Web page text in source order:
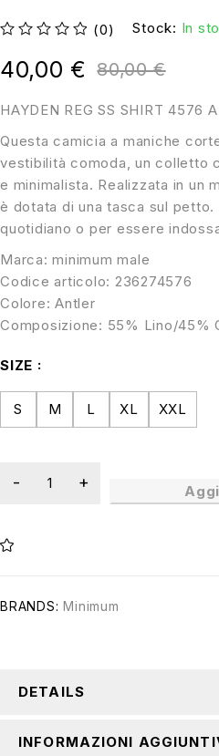
(0) Stock: In
HAYDEN REG SS SHIRT 4576
Questa camicia a maniche
vestibilità comoda, un colletto
e minimalista. Realizzata in un
è dotata di una tasca sul petto.
quotidiano o per essere
Marca: minimum male
Codice articolo: 236274576
Colore: Antler
Composizione: 55% Lino/45%
80,00€
40,00 €
SIZE
S M L XL XXL
BRANDS: Minimum
DETAILS
INFORMAZIONI